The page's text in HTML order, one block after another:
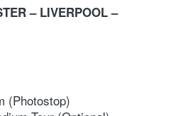
– LIVERPOOL –
(Photostop)